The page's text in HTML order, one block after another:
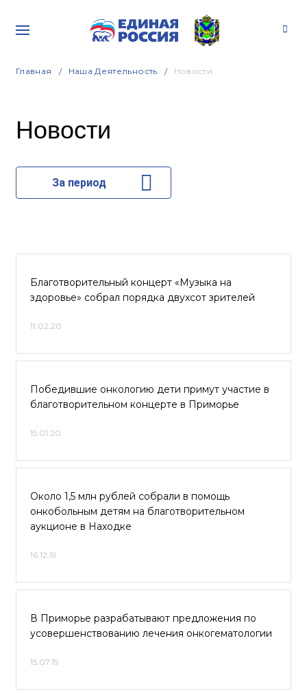
Главная Наша Деятельность Новости
Новости
За период
Благотворительный концерт «Музыка на
здоровье» собрал порядка двухсот зрителей
11.02.20
Победившие онкологию дети примут участие в
благотворительном концерте в Приморье
15.01.20
Около 1,5 млн рублей собрали в помощь
онкобольным детям на благотворительном
аукционе в Находке
16.12.19
В Приморье разрабатывают предложения по
усовершенствованию лечения онкогематологии
15.07.19